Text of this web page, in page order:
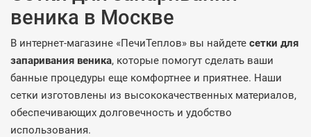
веника в Москве
В интернет-магазине «ПечиТеплов» вы найдете сетки для
запаривания веника, которые помогут сделать ваши
банные процедуры еще комфортнее и приятнее. Наши
сетки изготовлены из высококачественных материалов,
обеспечивающих долговечность и удобство
использования.